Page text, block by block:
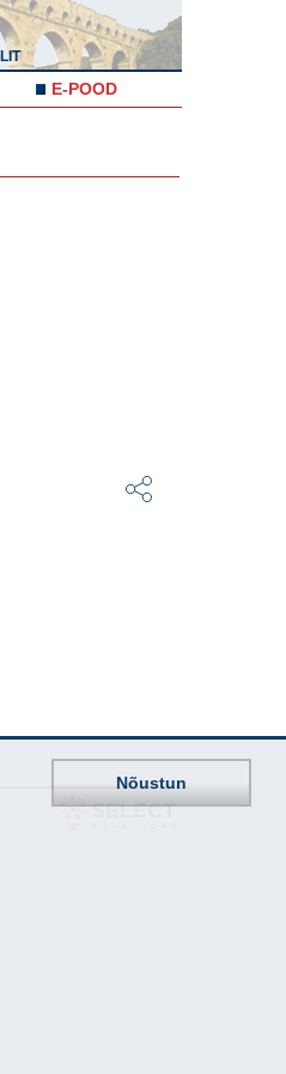
LIT
E-POOD
Nõustun